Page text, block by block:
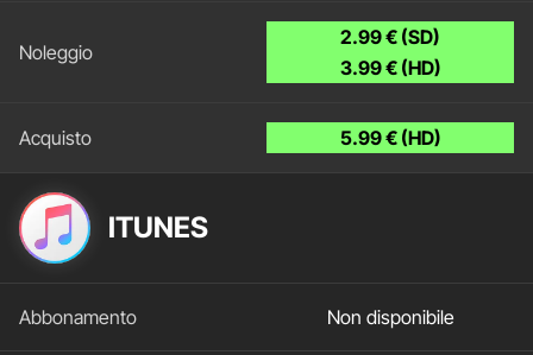
2.99 € (SD)
3.99 € (HD)
5.99 € (HD)
ITUNES
Non disponibile